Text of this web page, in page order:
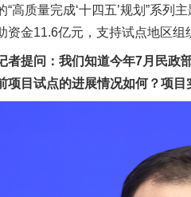
质量完成‘十四五’规划”系列
金11.6亿元，支持试点地区组
提问：我们知道今年7月民政
目试点的进展情况如何？项目